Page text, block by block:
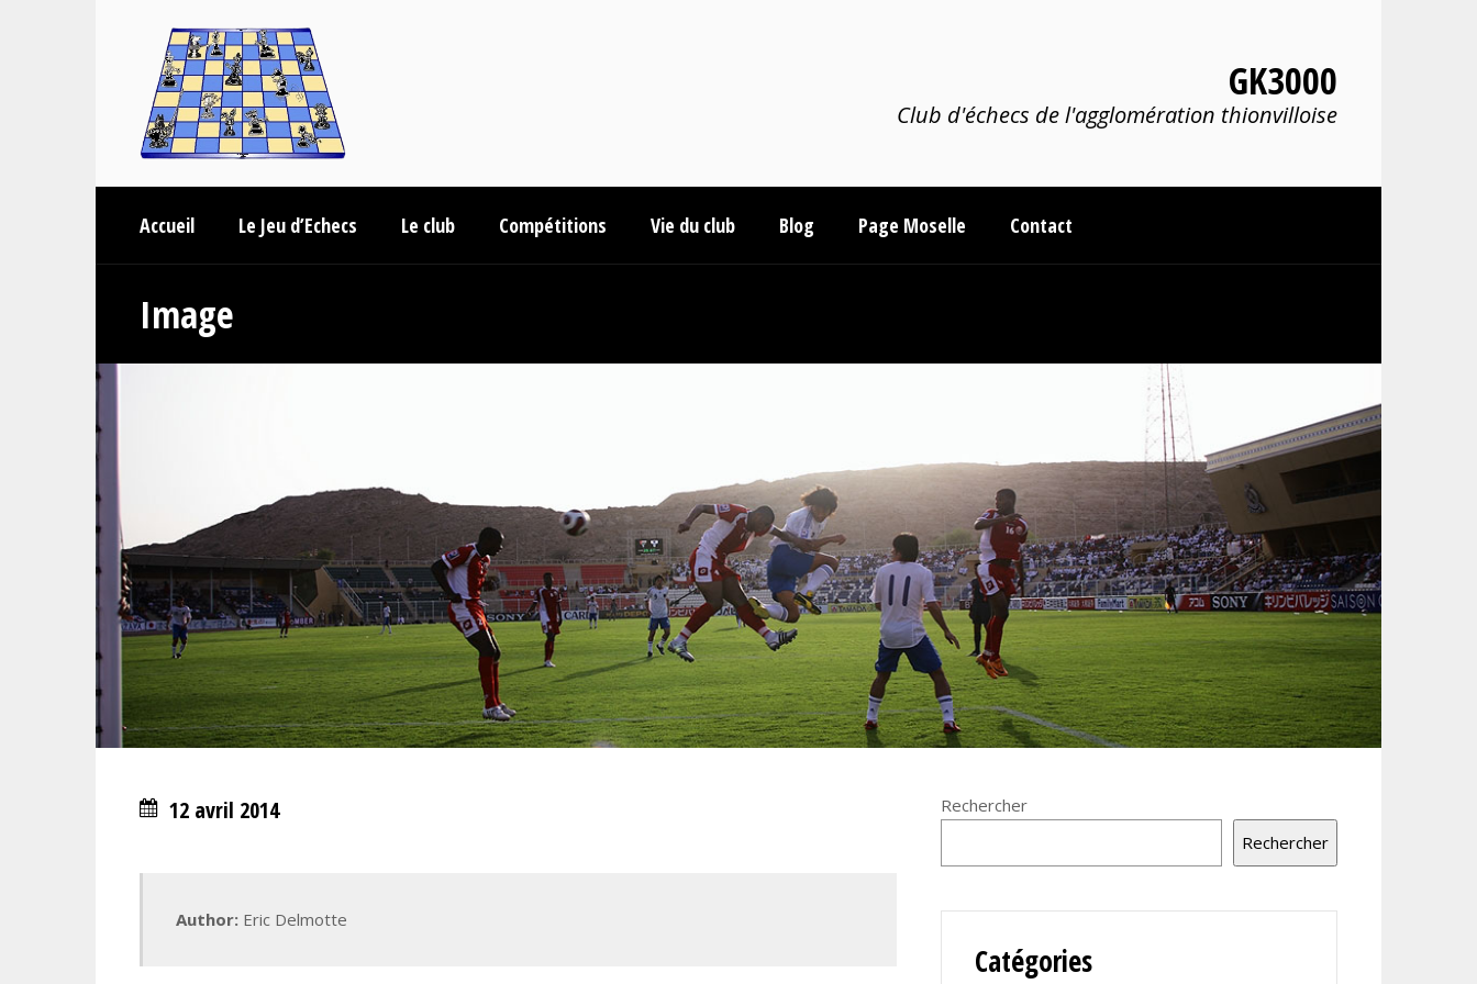
GK3000
Club d'échecs de l'agglomération thionvilloise
Accueil Le Jeu d’Echecs Le club Compétitions Vie du club Blog Page Moselle Contact
Image
12 avril 2014
Author: Eric Delmotte
Rechercher
Rechercher
Catégories